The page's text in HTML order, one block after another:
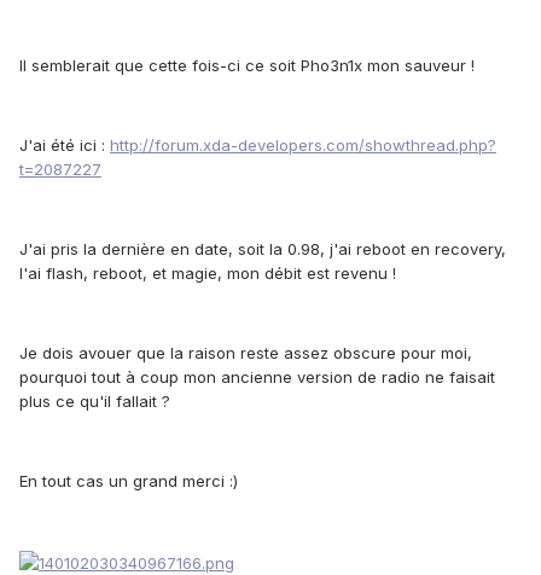
Il semblerait que cette fois-ci ce soit Pho3n1x mon sauveur !
J'ai été ici : http://forum.xda-developers.com/showthread.php?
t=2087227
J'ai pris la dernière en date, soit la 0.98, j'ai reboot en recovery,
l'ai flash, reboot, et magie, mon débit est revenu !
Je dois avouer que la raison reste assez obscure pour moi,
pourquoi tout à coup mon ancienne version de radio ne faisait
plus ce qu'il fallait ?
En tout cas un grand merci :)